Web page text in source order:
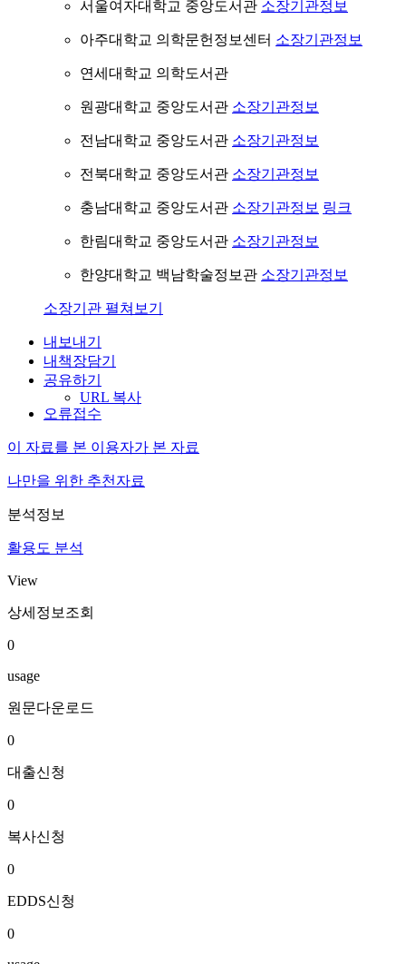
서울여자대학교 중앙도서관 소장기관정보
아주대학교 의학문헌정보센터 소장기관정보
연세대학교 의학도서관
원광대학교 중앙도서관 소장기관정보
전남대학교 중앙도서관 소장기관정보
전북대학교 중앙도서관 소장기관정보
충남대학교 중앙도서관 소장기관정보 링크
한림대학교 중앙도서관 소장기관정보
한양대학교 백남학술정보관 소장기관정보
소장기관 펼쳐보기
내보내기
내책장담기
공유하기
URL 복사
오류접수
이 자료를 본 이용자가 본 자료
나만을 위한 추천자료
분석정보
활용도 분석
View
상세정보조회
0
usage
원문다운로드
0
대출신청
0
복사신청
0
EDDS신청
0